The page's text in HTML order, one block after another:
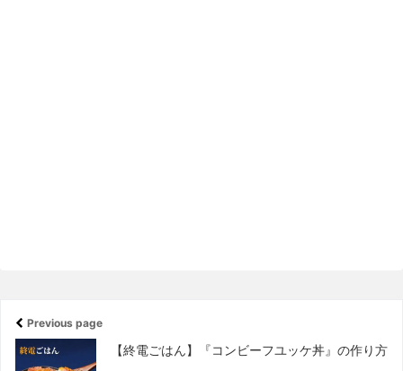
Previous page
【終電ごはん】『コンビーフユッケ丼』の作り方